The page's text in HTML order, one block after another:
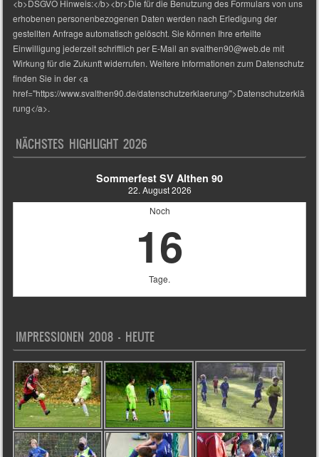
<b>DSGVO Hinweis:</b><br>Die für die Benutzung des Formulars von uns
erhobenen personenbezogenen Daten werden nach Erledigung der
gestellten Anfrage automatisch gelöscht. Sie können Ihre erteilte
Einwilligung jederzeit schriftlich per E-Mail an svalthen90@web.de mit
Wirkung für die Zukunft widerrufen. Weitere Informationen zum Datenschutz
finden Sie in der <a
href="https://www.svalthen90.de/datenschutzerklaerung/">Datenschutzerklä
rung</a>.
NÄCHSTES HIGHLIGHT 2026
Sommerfest SV Althen 90
22. August 2026
Noch
16
Tage.
IMPRESSIONEN 2008 – HEUTE